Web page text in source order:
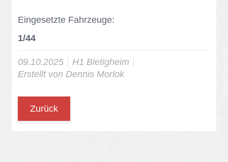
Ein­ge­setz­te Fahr­zeu­ge:
1/44
09.10.2025
H1 Bie­tig­heim
Er­stellt von Den­nis Mor­lok
Zurück